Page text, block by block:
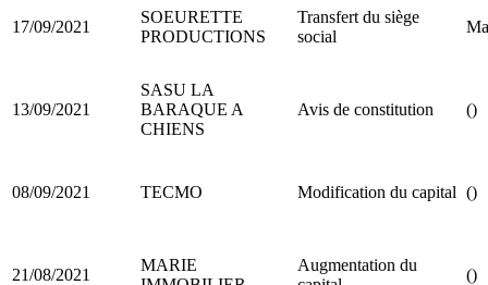
17/09/2021
SOEURETTE
PRODUCTIONS
Transfert du siège
social
13/09/2021
SASU LA
BARAQUE A
CHIENS
Avis de constitution ()
08/09/2021 TECMO Modification du capital ()
21/08/2021
MARIE
Augmentation du
()